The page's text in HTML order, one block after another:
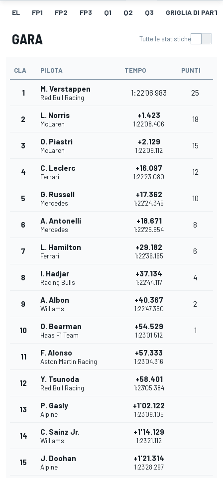
EL FP1 FP2 FP3 Q1 Q2 Q3 GRIGLIA DI
GARA Tutte le statistiche
CLA PILOTA TEMPO PUNTI
1 M. Verstappen
Red Bull Racing
1:22'06.983 25
2 L. Norris
McLaren
+1.423
1:22'08.406
18
3 O. Piastri
McLaren
+2.129
1:22'09.112
15
4 C. Leclerc
Ferrari
+16.097
1:22'23.080
12
5 G. Russell
Mercedes
+17.362
1:22'24.345
10
6 A. Antonelli
Mercedes
+18.671
1:22'25.654
8
7 L. Hamilton
Ferrari
+29.182
1:22'36.165
6
8 I. Hadjar
Racing Bulls
+37.134
1:22'44.117
4
9 A. Albon
Williams
+40.367
1:22'47.350
2
10 O. Bearman
Haas F1 Team
+54.529
1:23'01.512
1
11 F. Alonso
Aston Martin Racing
+57.333
1:23'04.316
12 Y. Tsunoda
Red Bull Racing
+58.401
1:23'05.384
13 P. Gasly
Alpine
+1'02.122
1:23'09.105
14 C. Sainz Jr.
Williams
+1'14.129
1:23'21.112
15 J. Doohan
Alpine
+1'21.314
1:23'28.297